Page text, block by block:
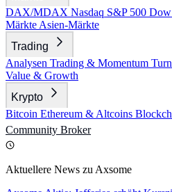
DAX/MDAX Nasdaq S&P 500 Dow
Märkte Asien-Märkte
Trading
Analysen Trading & Momentum
Value & Growth
Krypto
Bitcoin Ethereum & Altcoins
Community Broker
Aktuellere News zu Axsome